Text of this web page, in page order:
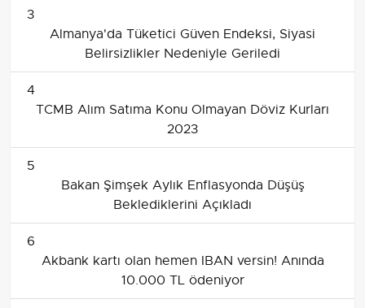
3
Almanya'da Tüketici Güven Endeksi, Siyasi
Belirsizlikler Nedeniyle Geriledi
4
TCMB Alım Satıma Konu Olmayan Döviz Kurları
2023
5
Bakan Şimşek Aylık Enflasyonda Düşüş
Beklediklerini Açıkladı
6
Akbank kartı olan hemen IBAN versin! Anında
10.000 TL ödeniyor